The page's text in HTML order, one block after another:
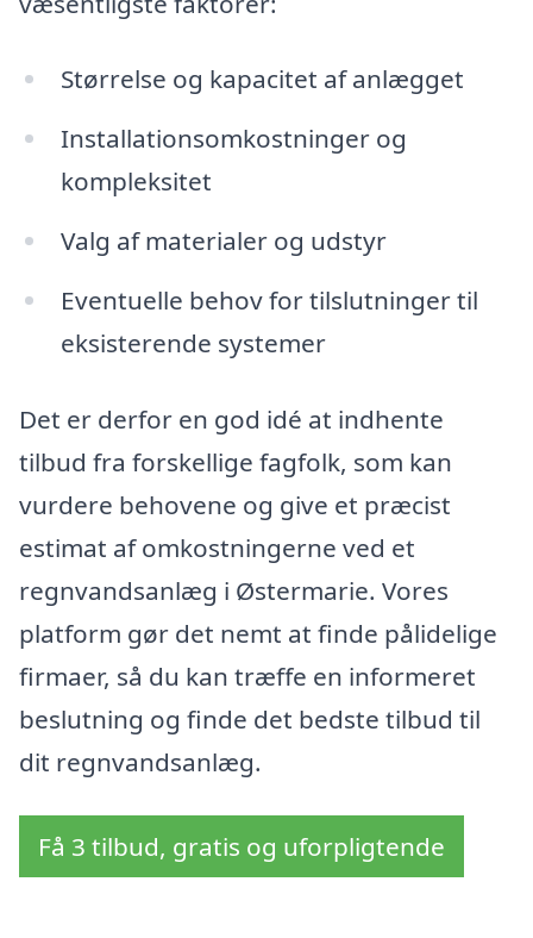
Størrelse og kapacitet af anlægget
Installationsomkostninger og
kompleksitet
Valg af materialer og udstyr
Eventuelle behov for tilslutninger til
eksisterende systemer
Det er derfor en god idé at indhente
tilbud fra forskellige fagfolk, som kan
vurdere behovene og give et præcist
estimat af omkostningerne ved et
regnvandsanlæg i Østermarie. Vores
platform gør det nemt at finde pålidelige
firmaer, så du kan træffe en informeret
beslutning og finde det bedste tilbud til
dit regnvandsanlæg.
Få 3 tilbud, gratis og uforpligtende